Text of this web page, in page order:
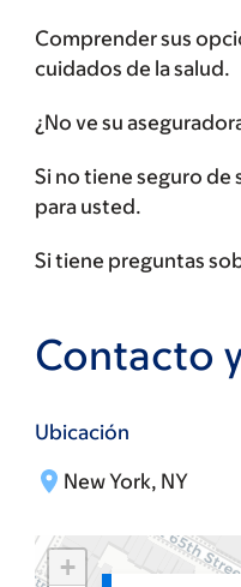
Comprender sus
cuidados de la salud.
Ingrese
proveedor
de
¿No ve su
Si no tiene seguro
para usted.
Si tiene preguntas
Contacto
Ubicación
New York, NY
+